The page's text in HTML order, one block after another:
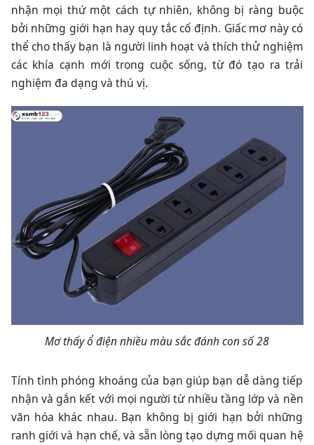
nhận mọi thứ một cách tự nhiên, không bị ràng buộc
bởi những giới hạn hay quy tắc cố định. Giấc mơ này có
thể cho thấy bạn là người linh hoạt và thích thử nghiệm
các khía cạnh mới trong cuộc sống, từ đó tạo ra trải
nghiệm đa dạng và thú vị.
Mơ thấy ổ điện nhiều màu sắc đánh con số 28
Tính tình phóng khoáng của bạn giúp bạn dễ dàng tiếp
nhận và gắn kết với mọi người từ nhiều tầng lớp và nền
văn hóa khác nhau. Bạn không bị giới hạn bởi những
ranh giới và hạn chế, và sẵn lòng tạo dựng mối quan hệ